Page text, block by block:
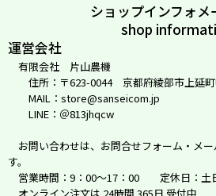
ショップインフォメ
shop
運営会社
有限会社 片山農機
住所：〒623-0044 京都府綾部市上延町
MAIL：store@sanseicom.jp
LINE：＠813jhqcw
お問い合わせは、お問合せフォーム・メー
す。
営業時間：9：00～17：00 定休日：土